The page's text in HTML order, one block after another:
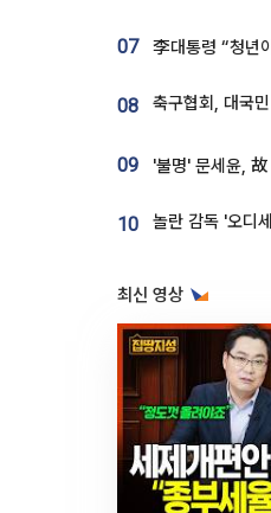
07
08
09
10
최신 영상